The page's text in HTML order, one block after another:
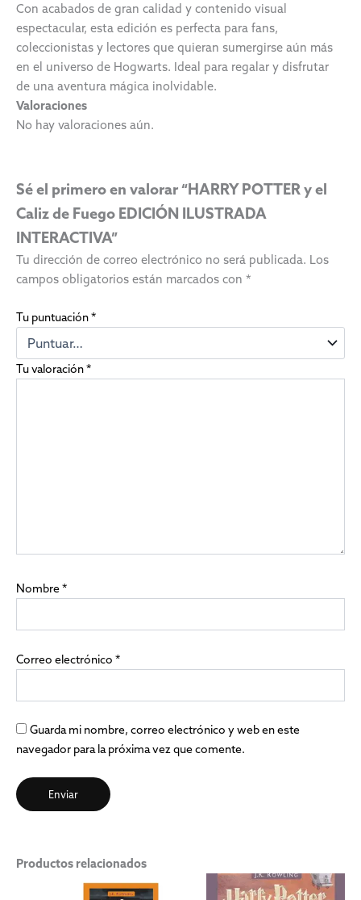
Con acabados de gran calidad y contenido visual
espectacular, esta edición es perfecta para fans,
coleccionistas y lectores que quieran sumergirse aún más
en el universo de Hogwarts. Ideal para regalar y disfrutar
de una aventura mágica inolvidable.
Valoraciones
No hay valoraciones aún.
Sé el primero en valorar “HARRY POTTER y el
Caliz de Fuego EDICIÓN ILUSTRADA
INTERACTIVA”
Tu dirección de correo electrónico no será publicada. Los
campos obligatorios están marcados con *
Tu puntuación*
Tu valoración*
Nombre*
Correo electrónico *
Guarda mi nombre, correo electrónico y web en este
navegador para la próxima vez que comente.
Productos relacionados